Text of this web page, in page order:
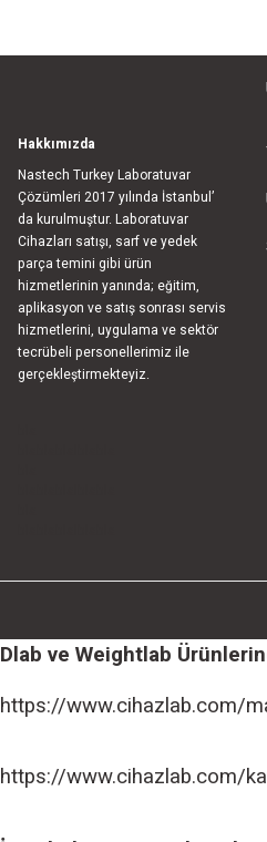
Hakkımızda
Nastech Turkey Laboratuvar
Çözümleri 2017 yılında İstanbul’
da kurulmuştur. Laboratuvar
Cihazları satışı, sarf ve yedek
parça temini gibi ürün
hizmetlerinin yanında; eğitim,
aplikasyon ve satış sonrası servis
hizmetlerini, uygulama ve sektör
tecrübeli personellerimiz ile
gerçekleştirmekteyiz.
Dlab ve Weightlab
https://www.cihazlab.com/
https://www.cihazlab.com/